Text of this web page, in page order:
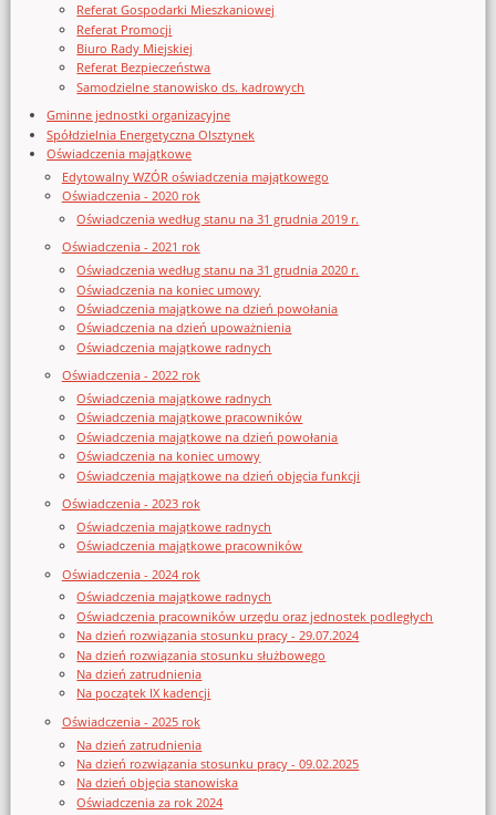
Referat Gospodarki Mieszkaniowej
Referat Promocji
Biuro Rady Miejskiej
Referat Bezpieczeństwa
Samodzielne stanowisko ds. kadrowych
Gminne jednostki organizacyjne
Spółdzielnia Energetyczna Olsztynek
Oświadczenia majątkowe
Edytowalny WZÓR oświadczenia majątkowego
Oświadczenia - 2020 rok
Oświadczenia według stanu na 31 grudnia 2019 r.
Oświadczenia - 2021 rok
Oświadczenia według stanu na 31 grudnia 2020 r.
Oświadczenia na koniec umowy
Oświadczenia majątkowe na dzień powołania
Oświadczenia na dzień upoważnienia
Oświadczenia majątkowe radnych
Oświadczenia - 2022 rok
Oświadczenia majątkowe radnych
Oświadczenia majątkowe pracowników
Oświadczenia majątkowe na dzień powołania
Oświadczenia na koniec umowy
Oświadczenia majątkowe na dzień objęcia funkcji
Oświadczenia - 2023 rok
Oświadczenia majątkowe radnych
Oświadczenia majątkowe pracowników
Oświadczenia - 2024 rok
Oświadczenia majątkowe radnych
Oświadczenia pracowników urzędu oraz jednostek podległych
Na dzień rozwiązania stosunku pracy - 29.07.2024
Na dzień rozwiązania stosunku służbowego
Na dzień zatrudnienia
Na początek IX kadencji
Oświadczenia - 2025 rok
Na dzień zatrudnienia
Na dzień rozwiązania stosunku pracy - 09.02.2025
Na dzień objęcia stanowiska
Oświadczenia za rok 2024